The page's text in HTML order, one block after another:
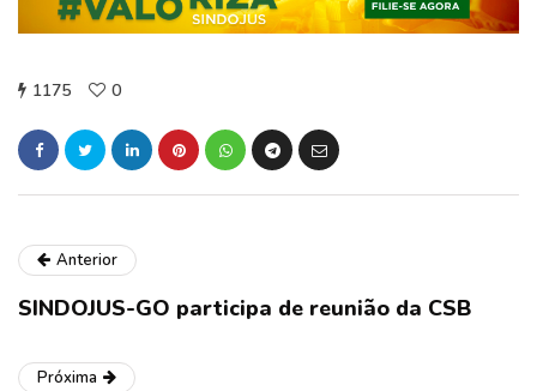
1175 0
Anterior
SINDOJUS-GO participa de reunião da CSB
Próxima